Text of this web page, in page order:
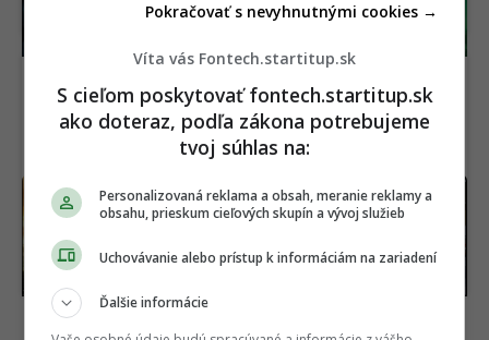
vyjadrila jasne
Výsmech divákom.
Netflix pridal do ponuky
ich málokto
Európska únia chce
zrušiť šedú zónu
nariadenie začne platiť
Víta vás Fontech.startitup.sk
S cieľom poskytovať fontech.startitup.sk
ako doteraz, podľa zákona potrebujeme
tvoj súhlas na:
Personalizovaná reklama a obsah, meranie reklamy a
obsahu, prieskum cieľových skupín a vývoj služieb
Uchovávanie alebo prístup k informáciám na zariadení
Ďalšie informácie
Pokračovať s nevyhnutnými cookies →